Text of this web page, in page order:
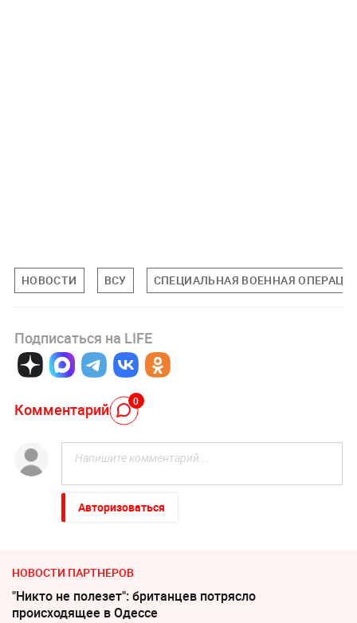
НОВОСТИ ВСУ СПЕЦИАЛЬНАЯ ВОЕННАЯ
Подписаться на LIFE
Комментарий 0
Авторизоваться
НОВОСТИ ПАРТНЕРОВ
"Никто не полезет": британцев потрясло
происходящее в Одессе